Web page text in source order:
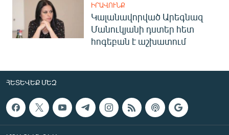
ԻՐԱՎՈՒՆՔ
Կալանավորված Արեգնազ
Մանուկյանի դստեր հետ
հոգեբան է աշխատում
ՀԵՏԵՎԵՔ ՄԵԶ